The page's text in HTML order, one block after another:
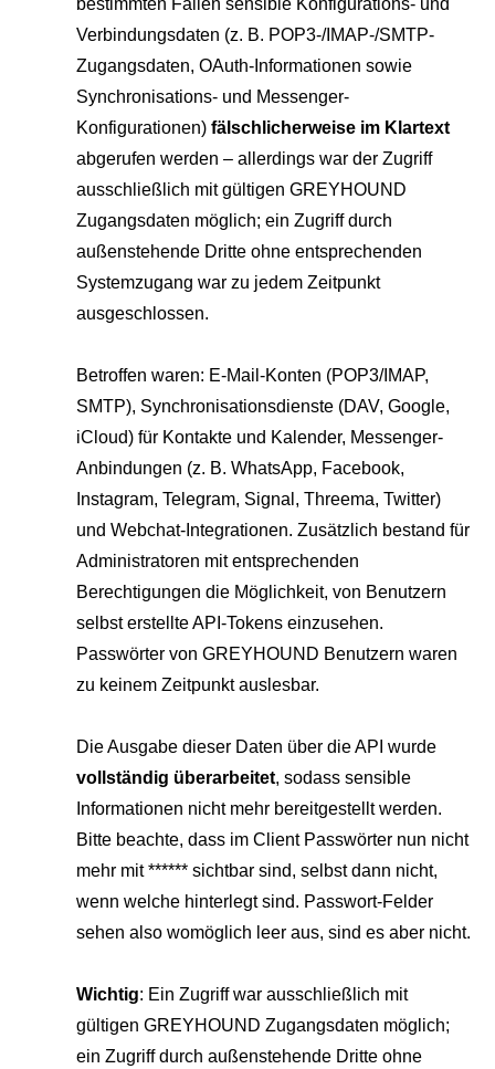
E‑Rechnungspflicht 2025
GREYHOUND macht E-Rechnungen einfach,
automatisiert, rechtssicher.
Dein Eigenbetrieb, überwacht durch uns
Casestudies
Termine und Events
Live Demos & Webinare
Newsletter
Support Hub
Support & Service
Videochannel
Häufige Fragen
Handbuch
Downloads
Entwicklungsressourcen
Lizenzinformationen
Status
bestimmten Fällen sensible Konfigurations- und
Verbindungsdaten (z. B. POP3-/IMAP-/SMTP-
Zugangsdaten, OAuth-Informationen sowie
Synchronisations- und Messenger-
Konfigurationen) fälschlicherweise im Klartext
abgerufen werden – allerdings war der Zugriff
ausschließlich mit gültigen GREYHOUND
Zugangsdaten möglich; ein Zugriff durch
außenstehende Dritte ohne entsprechenden
Systemzugang war zu jedem Zeitpunkt
ausgeschlossen.
Betroffen waren: E-Mail-Konten (POP3/IMAP,
SMTP), Synchronisationsdienste (DAV, Google,
iCloud) für Kontakte und Kalender, Messenger-
Anbindungen (z. B. WhatsApp, Facebook,
Instagram, Telegram, Signal, Threema, Twitter)
und Webchat-Integrationen. Zusätzlich bestand für
Administratoren mit entsprechenden
Berechtigungen die Möglichkeit, von Benutzern
selbst erstellte API-Tokens einzusehen.
Passwörter von GREYHOUND Benutzern waren
zu keinem Zeitpunkt auslesbar.
Die Ausgabe dieser Daten über die API wurde
vollständig überarbeitet, sodass sensible
Informationen nicht mehr bereitgestellt werden.
Bitte beachte, dass im Client Passwörter nun nicht
mehr mit ****** sichtbar sind, selbst dann nicht,
wenn welche hinterlegt sind. Passwort-Felder
sehen also womöglich leer aus, sind es aber nicht.
Wichtig: Ein Zugriff war ausschließlich mit
gültigen GREYHOUND Zugangsdaten möglich;
ein Zugriff durch außenstehende Dritte ohne